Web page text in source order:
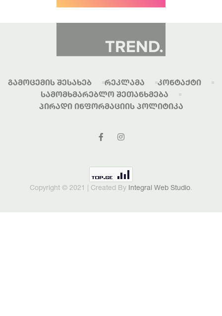
Გამოცემის Შესახებ Რეკლამა
Კონტაქტი
Სამომხმარებლო Შეთანხმება
Პირადი Ინფორმაციის Პოლიტიკა
Copyright © 2021 | Created By Integral Web Studio.